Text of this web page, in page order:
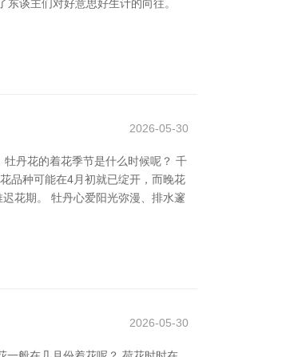
谈主们对好意思好生计的向往。
2026-05-30
丹花的着花季节是什么时候呢？ 千
品种可能在4月初就已绽开，而晚花
花期。 牡丹心爱阳光弥漫、排水邃
2026-05-30